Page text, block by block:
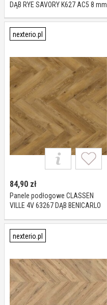
DĄB RYE SAVORY K627 AC5 8 mm
nexterio.pl
84,90 zł
Panele podłogowe CLASSEN
VILLE 4V 63267 DĄB BENICARLO
nexterio.pl